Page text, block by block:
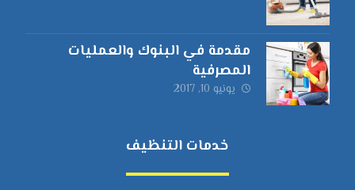
مقدمة في البنوك والعمليات
المصرفية
يونيو 10, 2017
خدمات التنظيف